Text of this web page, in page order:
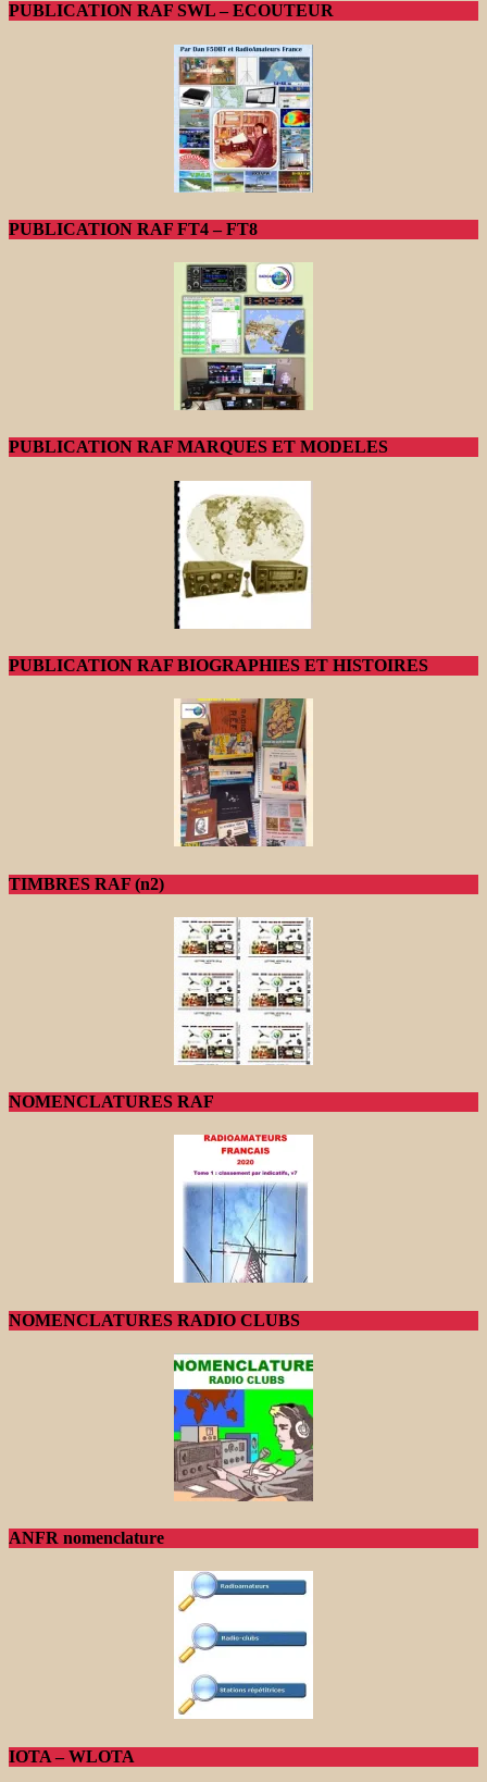
PUBLICATION RAF SWL – ECOUTEUR
PUBLICATION RAF FT4 – FT8
PUBLICATION RAF MARQUES ET MODELES
PUBLICATION RAF BIOGRAPHIES ET HISTOIRES
TIMBRES RAF (n2)
NOMENCLATURES RAF
NOMENCLATURES RADIO CLUBS
ANFR nomenclature
IOTA – WLOTA